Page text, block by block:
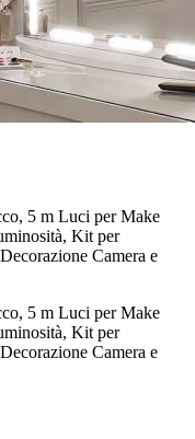
5 m Luci per Make
Kit per
Camera e
5 m Luci per Make
Kit per
Camera e